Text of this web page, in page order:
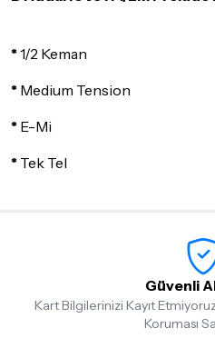
İade ve değişim koşulları, ürün
gösterebilir. Lütfen satın almadan
iade/değişim şartlarını kontrol
Detaylar için
*1/2 Keman
* Medium Tension
* E-Mi
* Tek Tel
Güvenli
Kart Bilgilerinizi Kayıt
Koruması